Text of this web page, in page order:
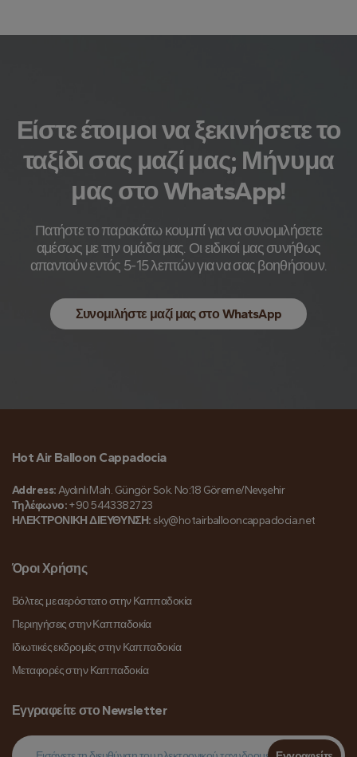
Είστε έτοιμοι να ξεκινήσετε το
ταξίδι σας μαζί μας; Μήνυμα
μας στο WhatsApp!
Πατήστε το παρακάτω κουμπί για να συνομιλήσετε
αμέσως με την ομάδα μας. Οι ειδικοί μας συνήθως
απαντούν εντός 5-15 λεπτών για να σας βοηθήσουν.
Συνομιλήστε μαζί μας στο WhatsApp
Hot Air Balloon Cappadocia
Address:Aydınlı Mah. Güngör Sok. No:18 Göreme/Nevşehir
Τηλέφωνο:+90 5443382723
ΗΛΕΚΤΡΟΝΙΚΗ ΔΙΕΥΘΥΝΣΗ: sky@hotairballooncappadocia.net
Όροι Χρήσης
Βόλτες με αερόστατο στην Καππαδοκία
Περιηγήσεις στην Καππαδοκία
Ιδιωτικές εκδρομές στην Καππαδοκία
Μεταφορές στην Καππαδοκία
Εγγραφείτε στο Newsletter